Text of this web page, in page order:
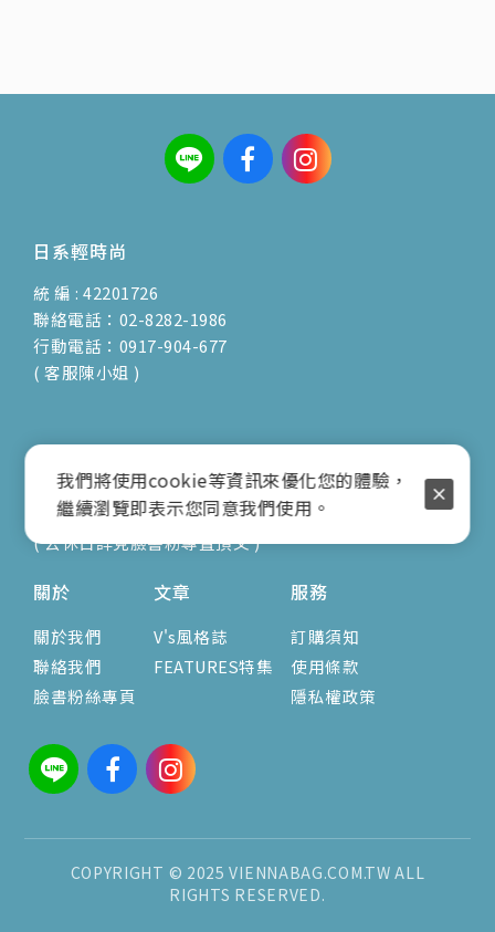
日系輕時尚
統 編 : 42201726
聯絡電話：02-8282-1986
行動電話：0917-904-677
( 客服陳小姐 )
E-mail：vienna.twn@msa.hinet.net
營業時間：9:00am-17:00pm
( 公休日詳見臉書粉專置頂文 )
關於
關於我們
聯絡我們
臉書粉絲專頁
文章
V's風格誌
FEATURES特集
服務
訂購須知
使用條款
隱私權政策
COPYRIGHT © 2025 VIENNABAG.COM.TW ALL
RIGHTS RESERVED.
我們將使用cookie等資訊來優化您的體驗，
繼續瀏覽即表示您同意我們使用。